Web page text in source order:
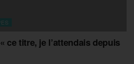
ce titre, je l’attendais depuis